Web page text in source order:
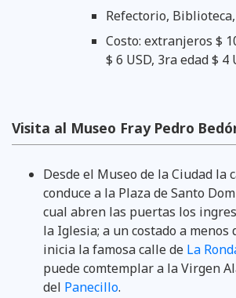
Refectorio,
Costo: extranjeros $
$ 6 USD, 3ra edad $ 4
Visita al Museo Fray Pedro
Desde el Museo de la Ciudad la
conduce a la Plaza de Santo
cual abren las puertas los
la Iglesia; a un costado a menos
inicia la famosa calle de La
puede comtemplar a la Virgen
del Panecillo.